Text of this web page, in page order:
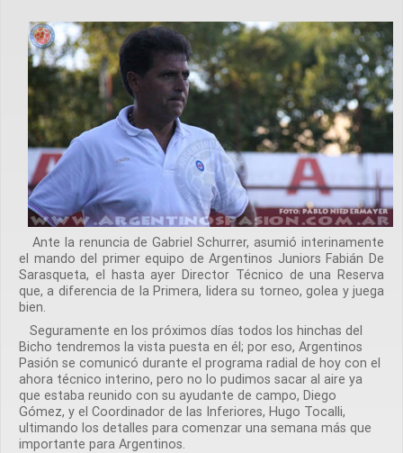
Ante la renuncia de Gabriel Schurrer, asumió interinamente
el mando del primer equipo de Argentinos Juniors Fabián De
Sarasqueta, el hasta ayer Director Técnico de una Reserva
que, a diferencia de la Primera, lidera su torneo, golea y juega
bien.
Seguramente en los próximos días todos los hinchas del
Bicho tendremos la vista puesta en él; por eso, Argentinos
Pasión se comunicó durante el programa radial de hoy con el
ahora técnico interino, pero no lo pudimos sacar al aire ya
que estaba reunido con su ayudante de campo, Diego
Gómez, y el Coordinador de las Inferiores, Hugo Tocalli,
ultimando los detalles para comenzar una semana más que
importante para Argentinos.